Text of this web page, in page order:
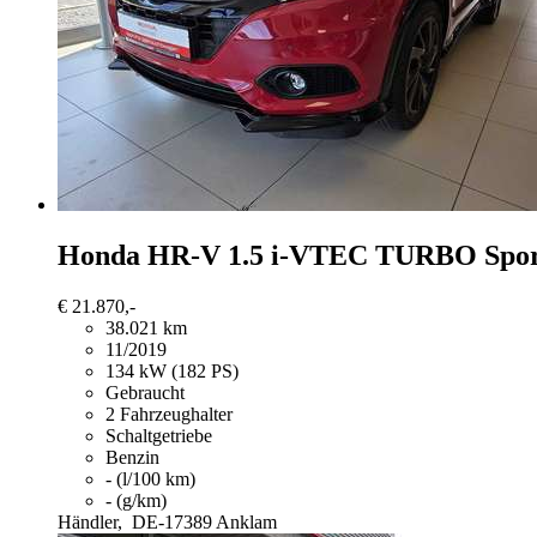
Honda HR-V 1.5 i-VTEC TURBO
€ 21.870,-
38.021 km
11/2019
134 kW (182 PS)
Gebraucht
2 Fahrzeughalter
Schaltgetriebe
Benzin
- (l/100 km)
- (g/km)
Händler, DE-17389 Anklam